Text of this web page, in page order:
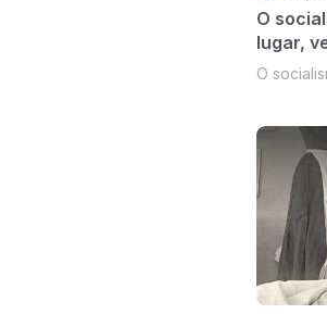
O
lugar,
O